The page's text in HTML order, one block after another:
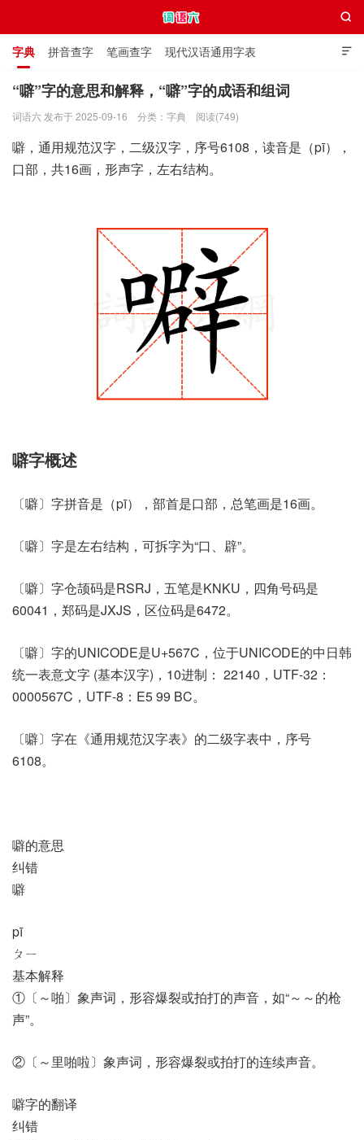

字典 拼音查字 笔画查字 现代汉语通用字表
通用规范汉字表 叠字大全 独体字大全 极简英语词典

“噼”字的意思和解释，“噼”字的成语和组词
词语六 发布于 2025-09-16 分类： 字典 阅读(749)
噼，通用规范汉字，二级汉字，序号6108，读音是（pī），
口部，共16画，形声字，左右结构。
噼字概述
〔噼〕字拼音是（pī），部首是口部，总笔画是16画。
〔噼〕字是左右结构，可拆字为“口、辟”。
〔噼〕字仓颉码是RSRJ，五笔是KNKU，四角号码是
60041，郑码是JXJS，区位码是6472。
〔噼〕字的UNICODE是U+567C，位于UNICODE的中日韩
统一表意文字 (基本汉字)，10进制： 22140，UTF-32：
0000567C，UTF-8：E5 99 BC。
〔噼〕字在《通用规范汉字表》的二级字表中，序号
6108。
噼的意思
纠错
噼
pī
ㄆㄧ
基本解释
①〔～啪〕象声词，形容爆裂或拍打的声音，如“～～的枪
声”。
②〔～里啪啦〕象声词，形容爆裂或拍打的连续声音。
噼字的翻译
纠错